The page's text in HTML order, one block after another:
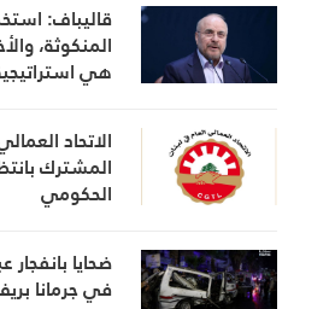
قاليباف:
المنكوثة،
هي
الاتحاد
المشترك
الحكومي
ضحايا
في جرمانا